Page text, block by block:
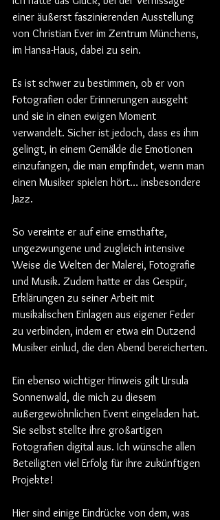
einer äußerst faszinierenden Ausstellung
von Christian Ever im Zentrum Münchens,
im Hansa-Haus, dabei zu sein.
Es ist schwer zu bestimmen, ob er von
Fotografien oder Erinnerungen ausgeht
und sie in einen ewigen Moment
verwandelt. Sicher ist jedoch, dass es ihm
gelingt, in einem Gemälde die Emotionen
einzufangen, die man empfindet, wenn man
einen Musiker spielen hört… insbesondere
Jazz.
So vereinte er auf eine ernsthafte,
ungezwungene und zugleich intensive
Weise die Welten der Malerei, Fotografie
und Musik. Zudem hatte er das Gespür,
Erklärungen zu seiner Arbeit mit
musikalischen Einlagen aus eigener Feder
zu verbinden, indem er etwa ein Dutzend
Musiker einlud, die den Abend bereicherten.
Ein ebenso wichtiger Hinweis gilt Ursula
Sonnenwald, die mich zu diesem
außergewöhnlichen Event eingeladen hat.
Sie selbst stellte ihre großartigen
Fotografien digital aus. Ich wünsche allen
Beteiligten viel Erfolg für ihre zukünftigen
Projekte!
Hier sind einige Eindrücke von dem, was